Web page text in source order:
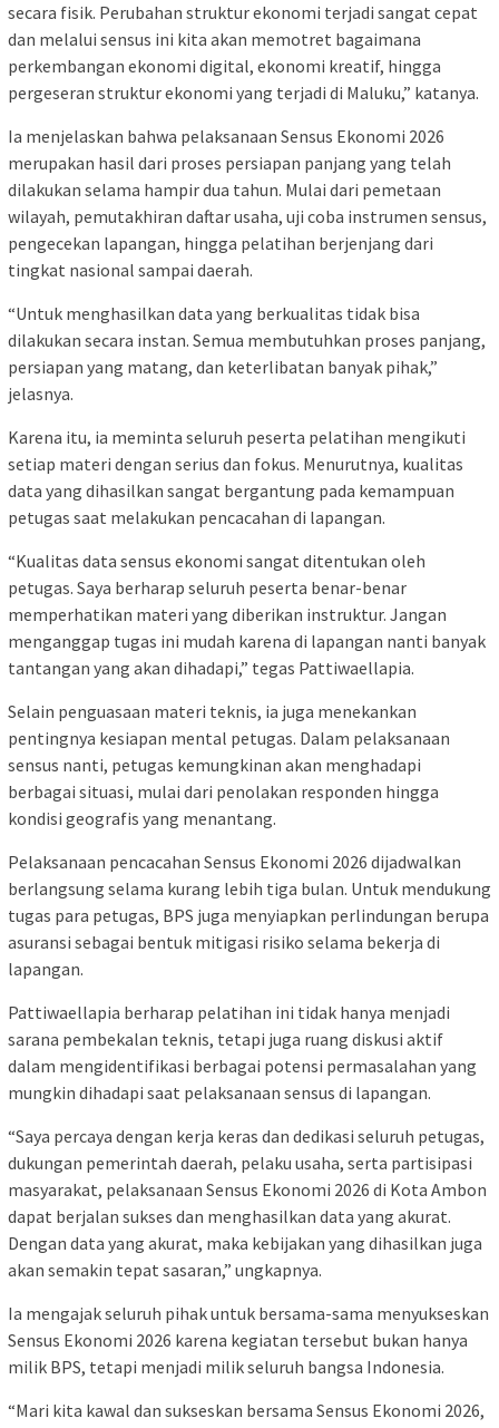
secara fisik. Perubahan struktur ekonomi terjadi sangat cepat
dan melalui sensus ini kita akan memotret bagaimana
perkembangan ekonomi digital, ekonomi kreatif, hingga
pergeseran struktur ekonomi yang terjadi di Maluku,” katanya.
Ia menjelaskan bahwa pelaksanaan Sensus Ekonomi 2026
merupakan hasil dari proses persiapan panjang yang telah
dilakukan selama hampir dua tahun. Mulai dari pemetaan
wilayah, pemutakhiran daftar usaha, uji coba instrumen sensus,
pengecekan lapangan, hingga pelatihan berjenjang dari
tingkat nasional sampai daerah.
“Untuk menghasilkan data yang berkualitas tidak bisa
dilakukan secara instan. Semua membutuhkan proses panjang,
persiapan yang matang, dan keterlibatan banyak pihak,”
jelasnya.
Karena itu, ia meminta seluruh peserta pelatihan mengikuti
setiap materi dengan serius dan fokus. Menurutnya, kualitas
data yang dihasilkan sangat bergantung pada kemampuan
petugas saat melakukan pencacahan di lapangan.
“Kualitas data sensus ekonomi sangat ditentukan oleh
petugas. Saya berharap seluruh peserta benar-benar
memperhatikan materi yang diberikan instruktur. Jangan
menganggap tugas ini mudah karena di lapangan nanti banyak
tantangan yang akan dihadapi,” tegas Pattiwaellapia.
Selain penguasaan materi teknis, ia juga menekankan
pentingnya kesiapan mental petugas. Dalam pelaksanaan
sensus nanti, petugas kemungkinan akan menghadapi
berbagai situasi, mulai dari penolakan responden hingga
kondisi geografis yang menantang.
Pelaksanaan pencacahan Sensus Ekonomi 2026 dijadwalkan
berlangsung selama kurang lebih tiga bulan. Untuk mendukung
tugas para petugas, BPS juga menyiapkan perlindungan berupa
asuransi sebagai bentuk mitigasi risiko selama bekerja di
lapangan.
Pattiwaellapia berharap pelatihan ini tidak hanya menjadi
sarana pembekalan teknis, tetapi juga ruang diskusi aktif
dalam mengidentifikasi berbagai potensi permasalahan yang
mungkin dihadapi saat pelaksanaan sensus di lapangan.
“Saya percaya dengan kerja keras dan dedikasi seluruh petugas,
dukungan pemerintah daerah, pelaku usaha, serta partisipasi
masyarakat, pelaksanaan Sensus Ekonomi 2026 di Kota Ambon
dapat berjalan sukses dan menghasilkan data yang akurat.
Dengan data yang akurat, maka kebijakan yang dihasilkan juga
akan semakin tepat sasaran,” ungkapnya.
Ia mengajak seluruh pihak untuk bersama-sama menyukseskan
Sensus Ekonomi 2026 karena kegiatan tersebut bukan hanya
milik BPS, tetapi menjadi milik seluruh bangsa Indonesia.
“Mari kita kawal dan sukseskan bersama Sensus Ekonomi 2026,